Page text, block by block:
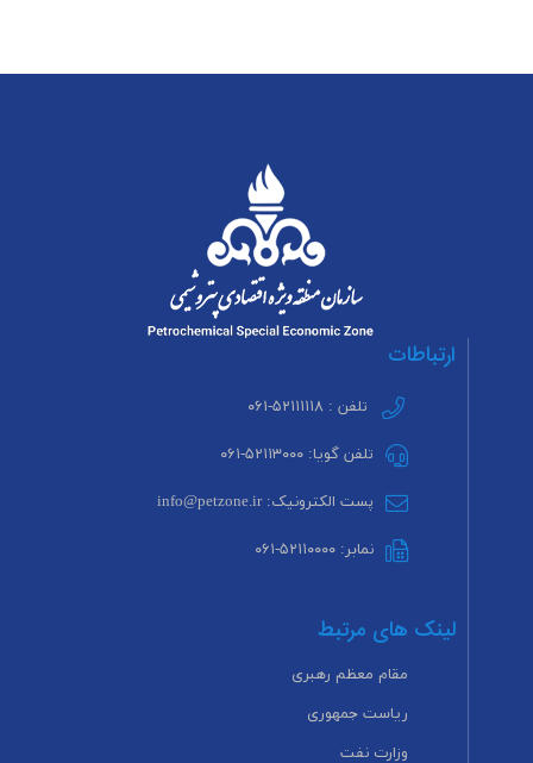
ارتباطات
تلفن : ۵۲۱۱۱۱۱۸-۰۶۱
تلفن گویا: ۵۲۱۱۳۰۰۰-۰۶۱
پست الکترونیک: info@petzone.ir
نمابر: ۵۲۱۱۰۰۰۰-۰۶۱
لینک های مرتبط
مقام معظم رهبری
ریاست جمهوری
وزارت نفت